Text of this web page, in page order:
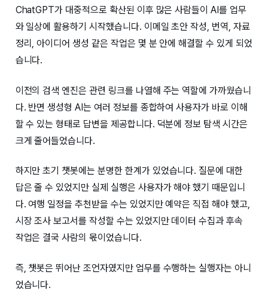
ChatGPT가 대중적으로 확산된 이후 많은 사람들이 AI를 업무
와 일상에 활용하기 시작했습니다. 이메일 초안 작성, 번역, 자료
정리, 아이디어 생성 같은 작업은 몇 분 안에 해결할 수 있게 되었
습니다.
이전의 검색 엔진은 관련 링크를 나열해 주는 역할에 가까웠습니
다. 반면 생성형 AI는 여러 정보를 종합하여 사용자가 바로 이해
할 수 있는 형태로 답변을 제공합니다. 덕분에 정보 탐색 시간은
크게 줄어들었습니다.
하지만 초기 챗봇에는 분명한 한계가 있었습니다. 질문에 대한
답은 줄 수 있었지만 실제 실행은 사용자가 해야 했기 때문입니
다. 여행 일정을 추천받을 수는 있었지만 예약은 직접 해야 했고,
시장 조사 보고서를 작성할 수는 있었지만 데이터 수집과 후속
작업은 결국 사람의 몫이었습니다.
즉, 챗봇은 뛰어난 조언자였지만 업무를 수행하는 실행자는 아니
었습니다.